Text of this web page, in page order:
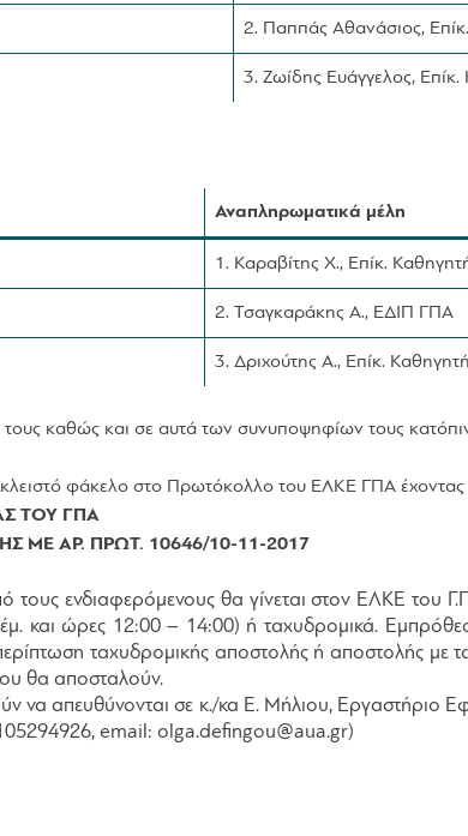
2. Παππάς Αθανάσιος,
3. Ζωίδης Ευάγγελος,
Αναπληρωματικά μέλη
1. Καραβίτης Χ., Επίκ.
2. Τσαγκαράκης Α., ΕΔΙΠ ΓΠΑ
3. Δριχούτης Α., Επίκ.
καθώς και σε αυτά των συνυποψηφίων τους
φάκελο στο Πρωτόκολλο του ΕΛΚΕ ΓΠΑ έχοντας
ΤΟΥ ΓΠΑ
ΜΕ ΑΡ. ΠΡΩΤ. 10646/10-11-2017
ενδιαφερόμενους θα γίνεται στον ΕΛΚΕ του
και ώρες 12:00 – 14:00) ή ταχυδρομικά.
ταχυδρομικής αποστολής ή αποστολής
θα αποσταλούν.
να απευθύνονται σε κ./κα Ε. Μήλιου,
email: olga.defingou@aua.gr)